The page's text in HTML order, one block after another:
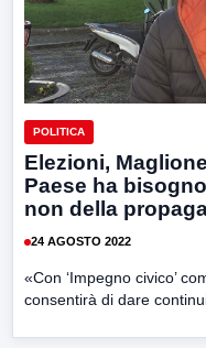
POLITICA
Elezioni,
Paese ha
non della
24 AGOSTO 2022
«Con ‘Impegno civico’
consentirà di dare